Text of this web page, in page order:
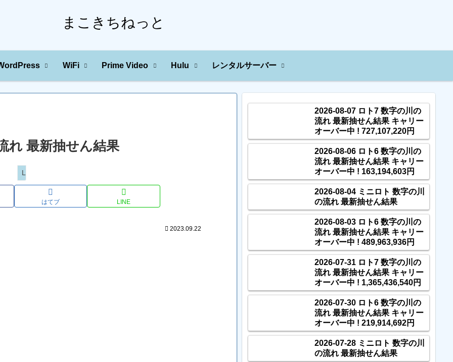
まこきちねっと
WiFi Prime Video Hulu レンタルサーバー
れ 最新抽せん結果
Loto
はてブ LINE
2023.09.22
2026-08-07 ロト7 数字の川の
流れ 最新抽せん結果 キャリー
オーバー中 ! 727,107,220円
2026-08-06 ロト6 数字の川の
流れ 最新抽せん結果 キャリー
オーバー中 ! 163,194,603円
2026-08-04 ミニロト 数字の川
の流れ 最新抽せん結果
2026-08-03 ロト6 数字の川の
流れ 最新抽せん結果 キャリー
オーバー中 ! 489,963,936円
2026-07-31 ロト7 数字の川の
流れ 最新抽せん結果 キャリー
オーバー中 ! 1,365,436,540円
2026-07-30 ロト6 数字の川の
流れ 最新抽せん結果 キャリー
オーバー中 ! 219,914,692円
2026-07-28 ミニロト 数字の川
の流れ 最新抽せん結果